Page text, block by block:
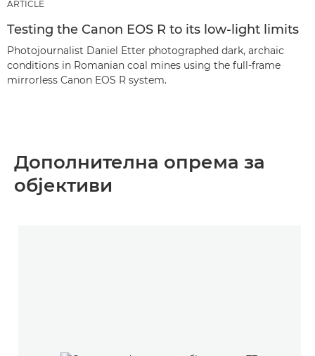
ARTICLE
Testing the Canon EOS R to its low-light limits
Photojournalist Daniel Etter photographed dark, archaic
conditions in Romanian coal mines using the full-frame
mirrorless Canon EOS R system.
Дополнителна опрема за
објективи